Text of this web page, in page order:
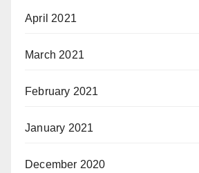
April 2021
March 2021
February 2021
January 2021
December 2020